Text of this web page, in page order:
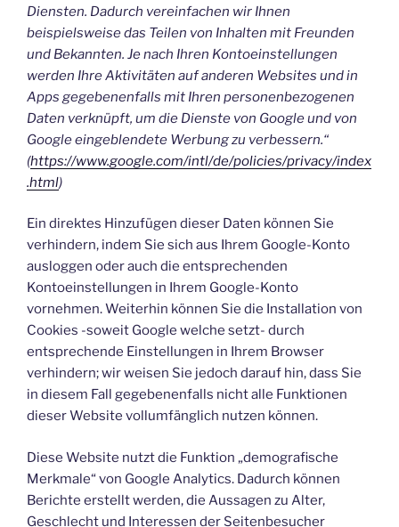
Diensten. Dadurch vereinfachen wir Ihnen
beispielsweise das Teilen von Inhalten mit Freunden
und Bekannten. Je nach Ihren Kontoeinstellungen
werden Ihre Aktivitäten auf anderen Websites und in
Apps gegebenenfalls mit Ihren personenbezogenen
Daten verknüpft, um die Dienste von Google und von
Google eingeblendete Werbung zu verbessern.“
(https://www.google.com/intl/de/policies/privacy/index
.html)
Ein direktes Hinzufügen dieser Daten können Sie
verhindern, indem Sie sich aus Ihrem Google-Konto
ausloggen oder auch die entsprechenden
Kontoeinstellungen in Ihrem Google-Konto
vornehmen. Weiterhin können Sie die Installation von
Cookies -soweit Google welche setzt- durch
entsprechende Einstellungen in Ihrem Browser
verhindern; wir weisen Sie jedoch darauf hin, dass Sie
in diesem Fall gegebenenfalls nicht alle Funktionen
dieser Website vollumfänglich nutzen können.
Diese Website nutzt die Funktion „demografische
Merkmale“ von Google Analytics. Dadurch können
Berichte erstellt werden, die Aussagen zu Alter,
Geschlecht und Interessen der Seitenbesucher